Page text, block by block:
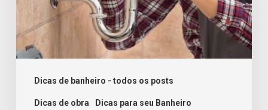
Dicas de banheiro - todos os posts
Dicas de obra Dicas para seu Banheiro